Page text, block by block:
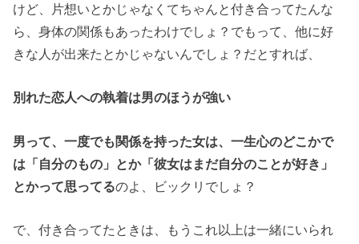
けど、片想いとかじゃなくてちゃんと付き合ってたんな
ら、身体の関係もあったわけでしょ？でもって、他に好
きな人が出来たとかじゃないんでしょ？だとすれば、
別れた恋人への執着は男のほうが強い
男って、一度でも関係を持った女は、一生心のどこかで
は「自分のもの」とか「彼女はまだ自分のことが好き」
とかって思ってるのよ、ビックリでしょ？
で、付き合ってたときは、もうこれ以上は一緒にいられ